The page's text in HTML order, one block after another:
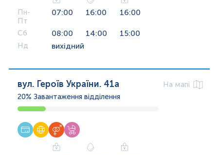
Пн-
Пт
07:00 16:00 16:00
Сб 08:00 14:00 15:00
Нд вихідний
вул. Героїв України. 41а
На мапі
20% Завантаження відділення